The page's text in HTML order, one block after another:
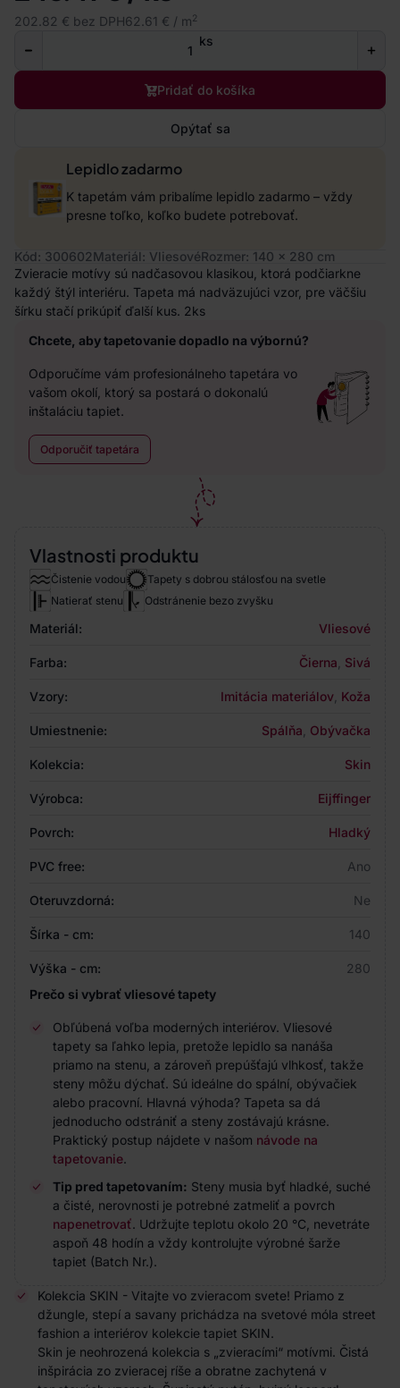
202.82 € bez DPH62.61 € / m2
ks
Pridať do košíka
Opýtať sa
Lepidlo zadarmo
K tapetám vám pribalíme lepidlo zadarmo – vždy
presne toľko, koľko budete potrebovať.
Kód: 300602Materiál: VliesovéRozmer: 140 x 280 cm
Zvieracie motívy sú nadčasovou klasikou, ktorá podčiarkne
každý štýl interiéru. Tapeta má nadväzujúci vzor, pre väčšiu
šírku stačí prikúpiť ďalší kus. 2ks
Chcete, aby tapetovanie dopadlo na výbornú?
Odporučíme vám profesionálneho tapetára vo
vašom okolí, ktorý sa postará o dokonalú
inštaláciu tapiet.
Odporučiť tapetára
Vlastnosti produktu
Čistenie vodou
Tapety s dobrou stálosťou na svetle
Natierať stenu
Odstránenie bezo zvyšku
Materiál: Vliesové
Farba: Čierna Sivá
Vzory: Imitácia materiálov Koža
Umiestnenie: Spálňa Obývačka
Kolekcia: Skin
Výrobca: Eijffinger
Povrch: Hladký
PVC free: Ano
Oteruvzdorná: Ne
Šírka - cm: 140
Výška - cm:
280
Prečo si vybrať vliesové tapety
Obľúbená voľba moderných interiérov. Vliesové
tapety sa ľahko lepia, pretože lepidlo sa nanáša
priamo na stenu, a zároveň prepúšťajú vlhkosť, takže
steny môžu dýchať. Sú ideálne do spální, obývačiek
alebo pracovní. Hlavná výhoda? Tapeta sa dá
jednoducho odstrániť a steny zostávajú krásne.
Praktický postup nájdete v našom návode na
tapetovanie.
Tip pred tapetovaním: Steny musia byť hladké, suché
a čisté, nerovnosti je potrebné zatmeliť a povrch
napenetrovať. Udržujte teplotu okolo 20 °C, nevetráte
aspoň 48 hodín a vždy kontrolujte výrobné šarže
tapiet (Batch Nr.).
Kolekcia SKIN - Vitajte vo zvieracom svete! Priamo z
džungle, stepí a savany prichádza na svetové móla street
fashion a interiérov kolekcie tapiet SKIN.
Skin je neohrozená kolekcia s „zvieracími“ motívmi. Čistá
inšpirácia zo zvieracej ríše a obratne zachytená v